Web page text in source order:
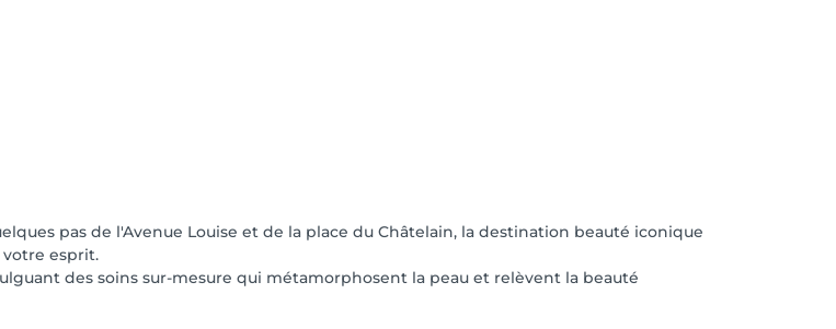
pas de l'Avenue Louise et de la place du Châtelain, la destination beauté iconique
esprit.
des soins sur-mesure qui métamorphosent la peau et relèvent la beauté